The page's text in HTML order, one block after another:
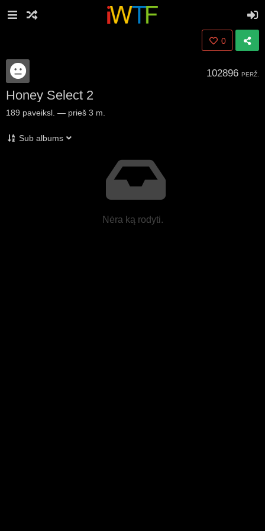
0
102896 PERŽ.
Honey Select 2
189 paveiksl. — prieš 3 m.
Sub albums
Nėra ką rodyti.